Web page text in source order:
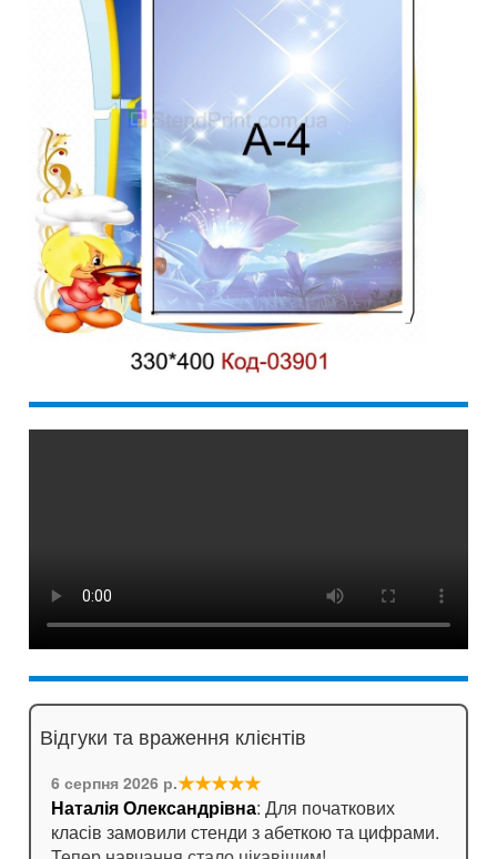
Відгуки та враження клієнтів
6 серпня 2026 р.★★★★★
Наталія Олександрівна: Для початкових
класів замовили стенди з абеткою та цифрами.